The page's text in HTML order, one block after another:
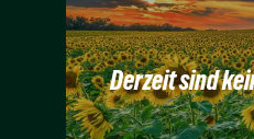
Derzeit sind